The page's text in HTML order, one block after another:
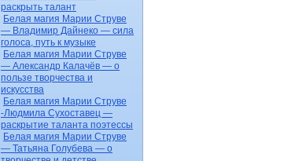
раскрыть талант
Белая магия Марии Струве
— Владимир Дайнеко — сила
голоса, путь к музыке
Белая магия Марии Струве
— Александр Калачёв — о
пользе творчества и
искусства
Белая магия Марии Струве
-Людмила Сухоставец —
раскрытие таланта поэтессы
Белая магия Марии Струве
— Татьяна Голубева — о